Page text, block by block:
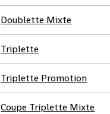
Doublette Mixte
Triplette
Triplette Promotion
Coupe Triplette Mixte